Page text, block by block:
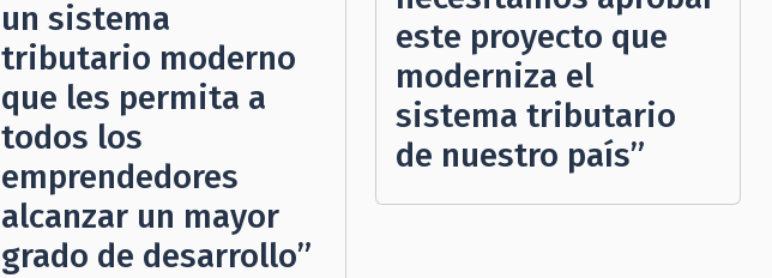
un sistema
tributario moderno
que les permita a
todos los
emprendedores
alcanzar un mayor
grado de desarrollo”
este proyecto que
moderniza el
sistema tributario
de nuestro país”